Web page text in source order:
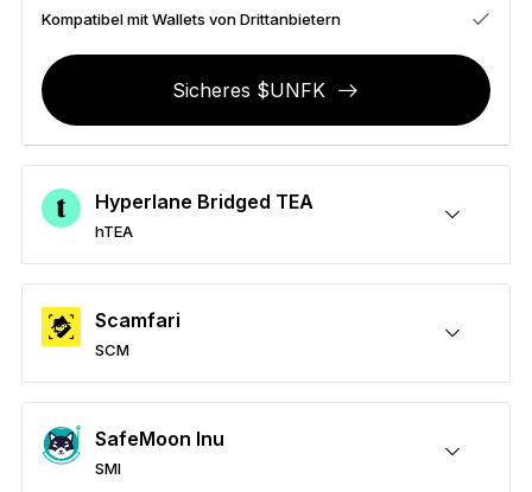
Wiederherstellungslösungen
Limitierte Editionen
Alle Produkte anzeigen
Kompatibel mit Wallets von Drittanbietern
Sicheres $UNFK
Hyperlane Bridged TEA
hTEA
Senden/Empfangen
Kaufen
Umtauschen
Staken
Kompatibel mit Wallets von Drittanbietern
Sicheres hTEA
Scamfari
SCM
Senden/Empfangen
Kaufen
Umtauschen
Staken
Kompatibel mit Wallets von Drittanbietern
Sicheres SCM
SafeMoon Inu
SMI